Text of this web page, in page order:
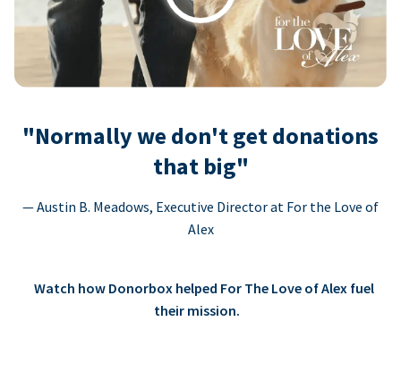
"Normally we don't get donations
that big"
— Austin B. Meadows, Executive Director at For the Love of
Alex
Watch how Donorbox helped For The Love of Alex fuel
their mission.